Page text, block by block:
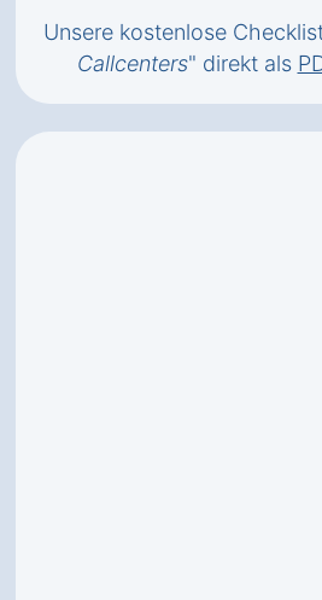
Unsere kostenlose
Callcenters" direkt als